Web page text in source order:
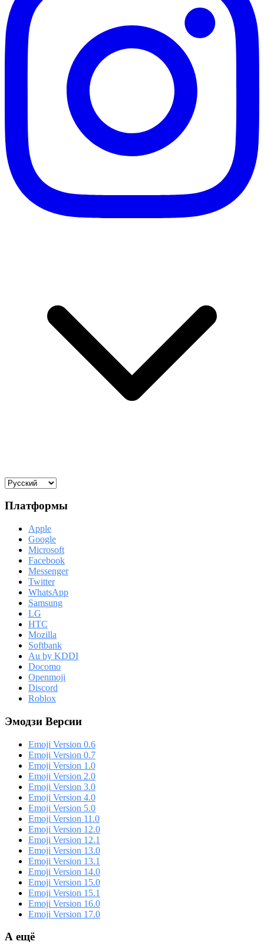
Платформы
Apple
Google
Microsoft
Facebook
Messenger
Twitter
WhatsApp
Samsung
LG
HTC
Mozilla
Softbank
Au by KDDI
Docomo
Openmoji
Discord
Roblox
Эмодзи Версии
Emoji Version 0.6
Emoji Version 0.7
Emoji Version 1.0
Emoji Version 2.0
Emoji Version 3.0
Emoji Version 4.0
Emoji Version 5.0
Emoji Version 11.0
Emoji Version 12.0
Emoji Version 12.1
Emoji Version 13.0
Emoji Version 13.1
Emoji Version 14.0
Emoji Version 15.0
Emoji Version 15.1
Emoji Version 16.0
Emoji Version 17.0
А ещё